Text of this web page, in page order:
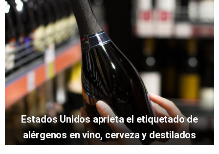
Estados Unidos aprieta el etiquetado de
alérgenos en vino, cerveza y destilados